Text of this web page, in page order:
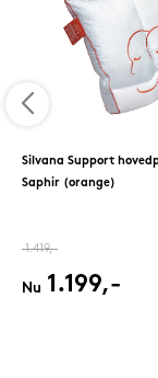
Silvana Support
Saphir (orange)
1.419,-
Nu 1.199,-